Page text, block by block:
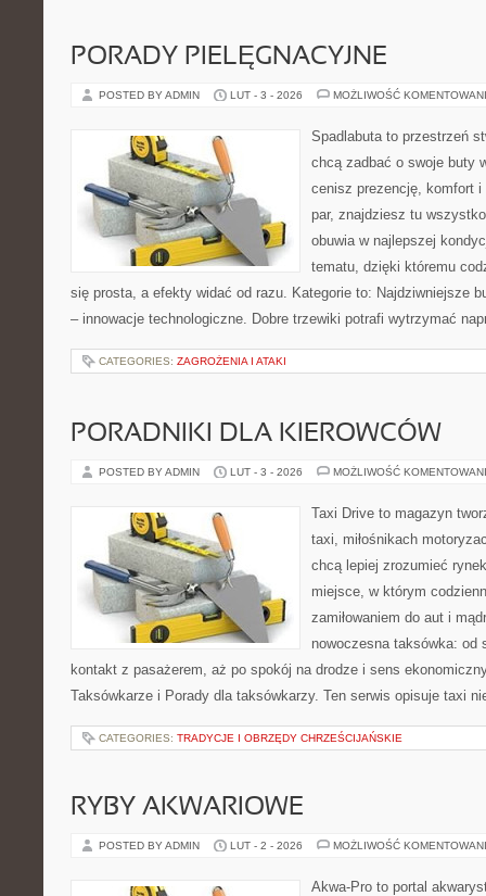
PORADY PIELĘGNACYJNE
POSTED BY ADMIN LUT - 3 - 2026 MOŻLIWOŚĆ
Spadlabuta to przestrzeń
chcą zadbać o swoje buty
cenisz prezencję, komfort i
par, znajdziesz tu
obuwia w najlepszej
tematu, dzięki któremu
się prosta, a efekty widać od razu. Kategorie to: Najdziwniejsze
– innowacje technologiczne. Dobre trzewiki potrafi wytrzymać
CATEGORIES: ZAGROŻENIA I ATAKI
PORADNIKI DLA KIEROWCÓW
POSTED BY ADMIN LUT - 3 - 2026 MOŻLIWOŚĆ
Taxi Drive to magazyn
taxi, miłośnikach
chcą lepiej zrozumieć
miejsce, w którym
zamiłowaniem do aut i
nowoczesna taksówka: od
kontakt z pasażerem, aż po spokój na drodze i sens
Taksówkarze i Porady dla taksówkarzy. Ten serwis opisuje taxi
CATEGORIES: TRADYCJE I OBRZĘDY CHRZEŚCIJAŃSKIE
RYBY AKWARIOWE
POSTED BY ADMIN LUT - 2 - 2026 MOŻLIWOŚĆ
Akwa-Pro to portal